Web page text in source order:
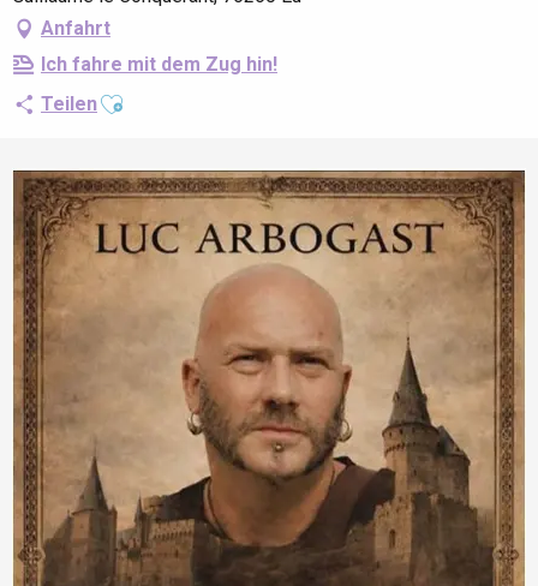
Anfahrt
Ich fahre mit dem Zug hin!
TeilenAjouter aux favoris